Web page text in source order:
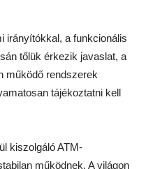
irányítókkal, a funkcionális
tőlük érkezik javaslat, a
működő rendszerek
tájékoztatni kell
kiszolgáló ATM-
működnek. A világon